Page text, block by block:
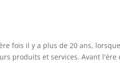
fois il y a plus de 20 ans,
produits et services. Avant